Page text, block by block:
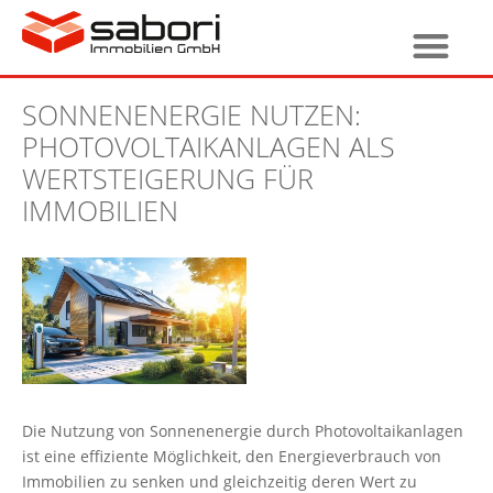
SONNENENERGIE NUTZEN:
PHOTOVOLTAIKANLAGEN ALS
WERTSTEIGERUNG FÜR
IMMOBILIEN
Die Nutzung von Sonnenenergie durch Photovoltaikanlagen
ist eine effiziente Möglichkeit, den Energieverbrauch von
Immobilien zu senken und gleichzeitig deren Wert zu